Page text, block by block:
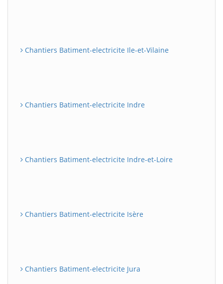
Chantiers Batiment-electricite Ile-et-Vilaine
Chantiers Batiment-electricite Indre
Chantiers Batiment-electricite Indre-et-Loire
Chantiers Batiment-electricite Isère
Chantiers Batiment-electricite Jura